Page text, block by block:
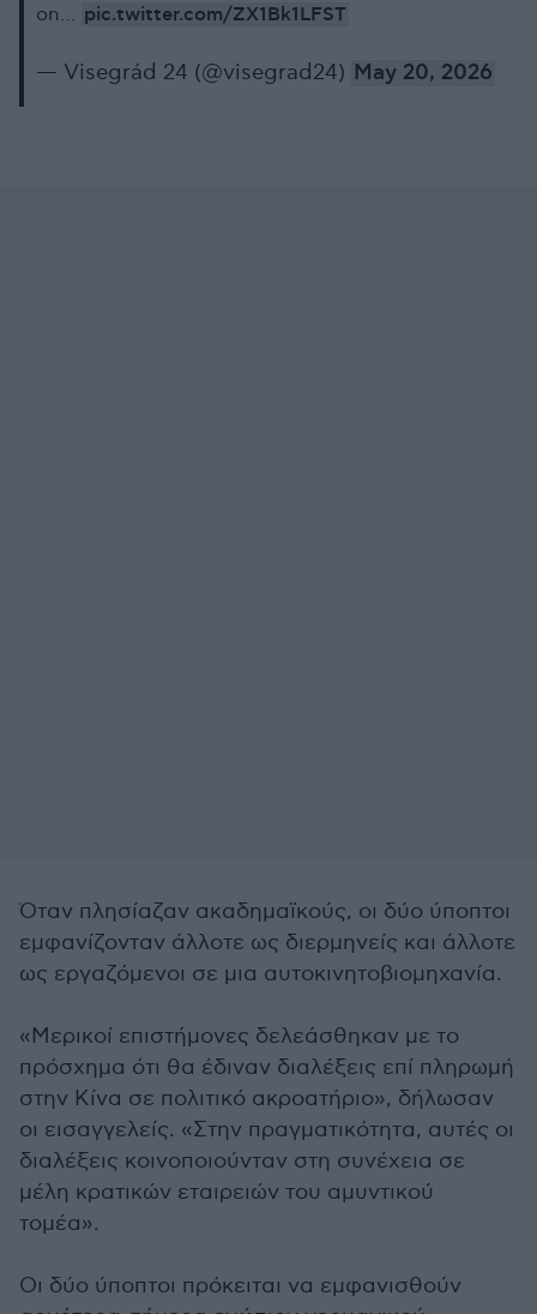
on… pic.twitter.com/ZX1Bk1LFST
— Visegrád 24 (@visegrad24) May 20, 2026
Όταν πλησίαζαν ακαδημαϊκούς, οι δύο ύποπτοι
εμφανίζονταν άλλοτε ως διερμηνείς και άλλοτε
ως εργαζόμενοι σε μια αυτοκινητοβιομηχανία.
«Μερικοί επιστήμονες δελεάσθηκαν με το
πρόσχημα ότι θα έδιναν διαλέξεις επί πληρωμή
στην Κίνα σε πολιτικό ακροατήριο», δήλωσαν
οι εισαγγελείς. «Στην πραγματικότητα, αυτές οι
διαλέξεις κοινοποιούνταν στη συνέχεια σε
μέλη κρατικών εταιρειών του αμυντικού
τομέα».
Οι δύο ύποπτοι πρόκειται να εμφανισθούν